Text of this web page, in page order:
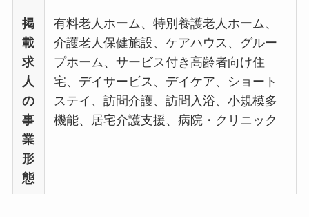
掲
載
求
人
の
事
業
形
態
有料老人ホーム、特別養護老人ホーム、
介護老人保健施設、ケアハウス、グルー
プホーム、サービス付き高齢者向け住
宅、デイサービス、デイケア、ショート
ステイ、訪問介護、訪問入浴、小規模多
機能、居宅介護支援、病院・クリニック